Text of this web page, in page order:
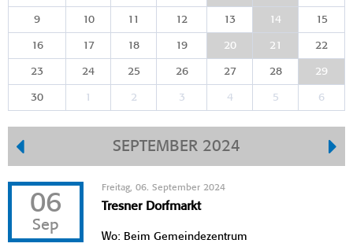
9 10 11 12 13 14 15
16 17 18 19 20 21 22
23 24 25 26 27 28 29
30 1 2 3 4 5 6
SEPTEMBER 2024
06
Sep
Freitag, 06. September 2024
Tresner Dorfmarkt
Wo: Beim Gemeindezentrum